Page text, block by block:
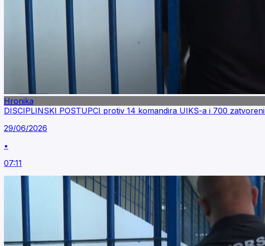
Hronika
DISCIPLINSKI POSTUPCI protiv 14 komandira UIKS-a i 700
29/06/2026
•
07:11